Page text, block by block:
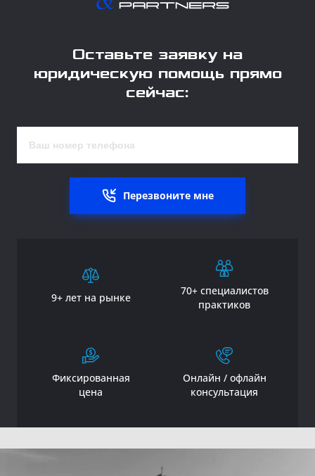
Оставьте заявку на
юридическую помощь прямо
сейчас:
Перезвоните мне
9+ лет на рынке
70+ специалистов
практиков
Фиксированная
цена
Онлайн / офлайн
консультация